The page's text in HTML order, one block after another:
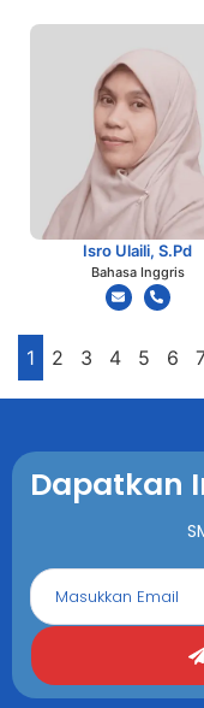
Isro Ulaili, S.Pd
Bahasa Inggris
1 2 3 4 5 6
Dapatkan